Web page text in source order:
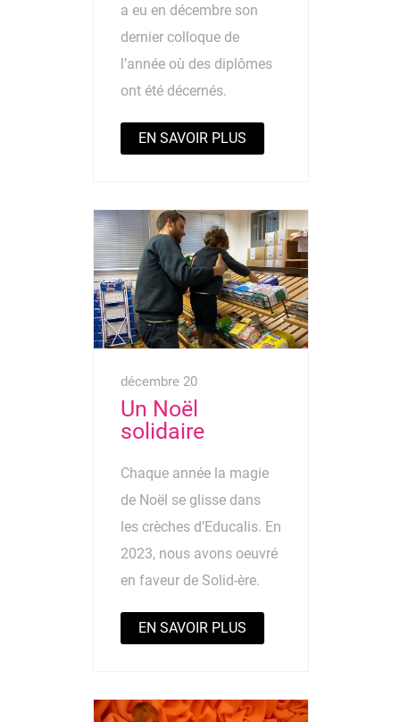
a eu en décembre son
dernier colloque de
l’année où des diplômes
ont été décernés.
EN SAVOIR PLUS
décembre 20
Un Noël
solidaire
Chaque année la magie
de Noël se glisse dans
les crèches d’Educalis. En
2023, nous avons oeuvré
en faveur de Solid-ère.
EN SAVOIR PLUS